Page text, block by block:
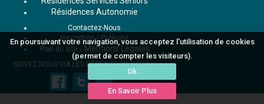
En poursuivant votre navigation, vous acceptez l'utilisation de cookies
(permet de compter les visiteurs).
Ok
En Savoir Plus
Résidences Autonomie
Contactez-Nous
Inscription / Publicité
Plan du site / Mentions Légales
SUIVEZ NOUS VIA LES RÉSEAUX SOCIAUX :